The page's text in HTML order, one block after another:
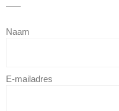
—–
Naam
E-mailadres